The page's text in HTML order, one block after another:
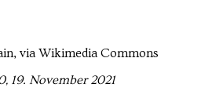
via Wikimedia Commons
19. November 2021